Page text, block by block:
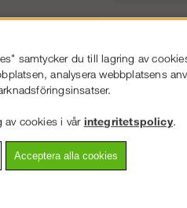
info
med andra stativ samt
samtycker du till lagring av
analysera webbplatsens
av cookies i vår integritetspolicy.
Acceptera alla cookies
STÄLLNING.SE
ELLER FÖRETAG NEDAN.